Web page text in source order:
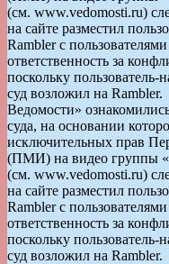
(см. www.vedomosti.ru)
на сайте разместил
Rambler с
ответственность за
поскольку
суд возложил на Rambler.
Ведомости»
суда, на основании
исключительных прав
(ПМИ) на видео группы
(см. www.vedomosti.ru)
на сайте разместил
Rambler с
ответственность за
поскольку
суд возложил на Rambler.